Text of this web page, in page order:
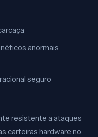
anormais
seguro
resistente a ataques
carteiras hardware no